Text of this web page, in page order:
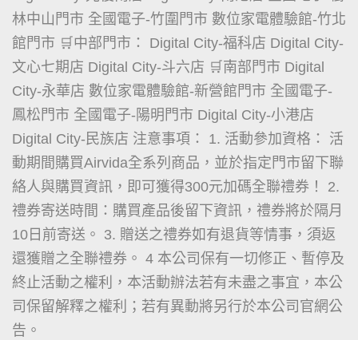
林中山門市 全國電子-竹圍門市 數位家電體驗館-竹北
館門市 🛒中部門市： Digital City-福科店 Digital City-
文心七期店 Digital City-斗六店 🛒南部門市 Digital
City-永華店 數位家電體驗館-新營館門市 全國電子-
鳳松門市 全國電子-陽明門市 Digital City-小港店
Digital City-民族店 注意事項： 1. 活動參加資格： 活
動期間購買Airvida全系列商品，並於指定門市留下聯
絡人與購買資訊，即可獲得300元加碼全聯禮券！ 2.
禮券寄送時間：購買產品後留下資訊，禮券將於隔月
10日前寄送。 3. 贈送之禮券如有退貨等情事，須返
還獲贈之全聯禮券。 4 本公司保有一切修正、暫停及
終止活動之權利，本活動辦法若有未盡之事宜，本公
司保留解釋之權利；若有異動將另行於本公司官網公
告。